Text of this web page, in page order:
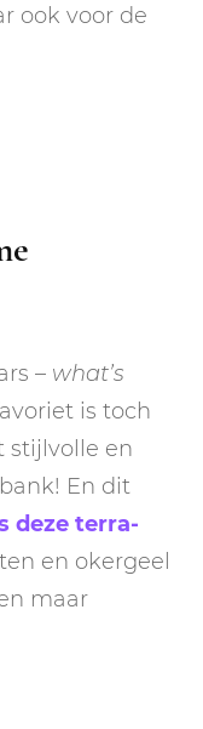
ook voor de
– what’s
is toch
stijlvolle en
En dit
deze terra-
en okergeel
maar